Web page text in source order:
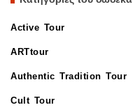
Active Tour
ARTtour
Authentic Tradition Tour
Cult Tour